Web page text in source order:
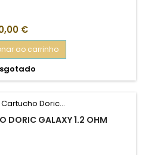
€
ao carrinho
DORIC GALAXY 1.2 OHM